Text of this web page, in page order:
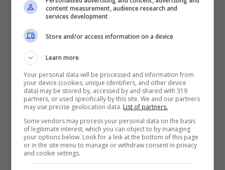
il 14 dicembre per rimuovere tutte le
LEGGI ANCHE —>
confessione più privata: “Ho fatto tutto
per un motivo”
Due interventi in vista
content measurement, audience research and
services development
Store and/or access information on a device
Learn more
Your personal data will be processed and information from
your device (cookies, unique identifiers, and other device
data) may be stored by, accessed by and shared with 319
partners, or used specifically by this site. We and our partners
may use precise geolocation data. List of partners.
Some vendors may process your personal data on the basis
of legitimate interest, which you can object to by managing
your options below. Look for a link at the bottom of this page
or in the site menu to manage or withdraw consent in privacy
and cookie settings.